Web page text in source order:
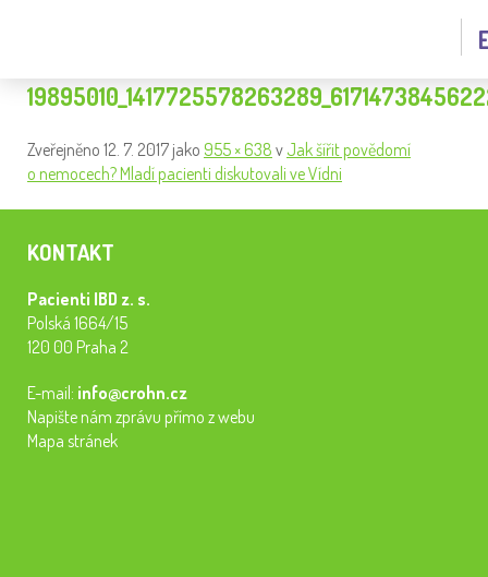
Zveřejněno 12. 7. 2017 jako 955 × 638 v Jak šířit povědomí
o nemocech? Mladí pacienti diskutovali ve Vídni
KONTAKT
Pacienti IBD z. s.
Polská 1664/15
120 00 Praha 2
E-mail: info@crohn.cz
Napište nám zprávu přímo z webu
Mapa stránek